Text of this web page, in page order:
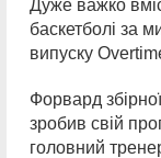
Дуже важко
баскетболі за
випуску
Форвард
зробив свій
головний